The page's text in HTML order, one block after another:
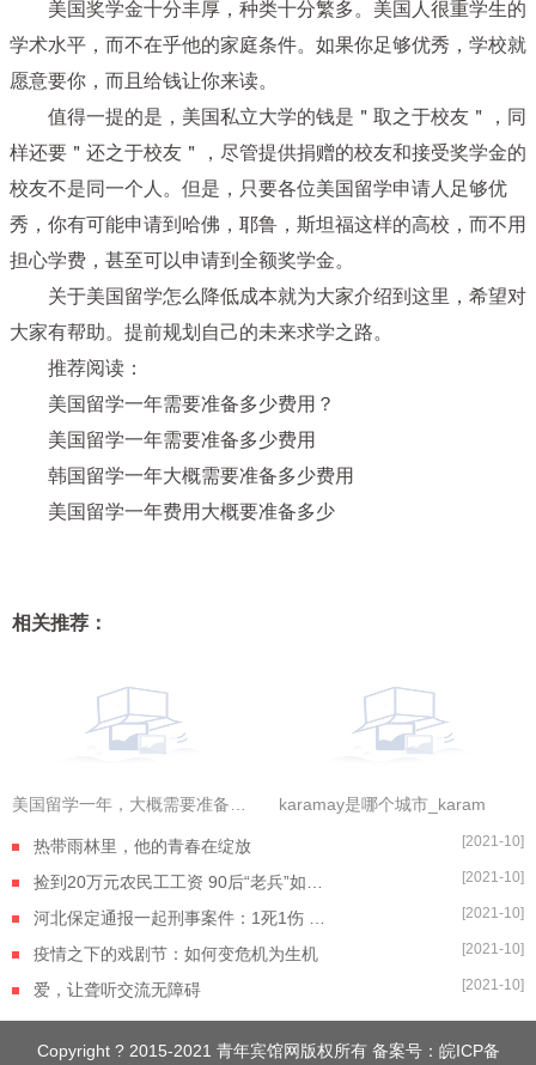
美国奖学金十分丰厚，种类十分繁多。美国人很重学生的
学术水平，而不在乎他的家庭条件。如果你足够优秀，学校就
愿意要你，而且给钱让你来读。
值得一提的是，美国私立大学的钱是＂取之于校友＂，同
样还要＂还之于校友＂，尽管提供捐赠的校友和接受奖学金的
校友不是同一个人。但是，只要各位美国留学申请人足够优
秀，你有可能申请到哈佛，耶鲁，斯坦福这样的高校，而不用
担心学费，甚至可以申请到全额奖学金。
关于美国留学怎么降低成本就为大家介绍到这里，希望对
大家有帮助。提前规划自己的未来求学之路。
推荐阅读：
美国留学一年需要准备多少费用？
美国留学一年需要准备多少费用
韩国留学一年大概需要准备多少费用
美国留学一年费用大概要准备多少
相关推荐：
karamay是哪个城市_karam
热带雨林里，他的青春在绽放 [2021-10]
[2021-10]
[2021-10]
疫情之下的戏剧节：如何变危机为生机 [2021-10]
爱，让聋听交流无障碍 [2021-10]
Copyright ? 2015-2021 青年宾馆网版权所有 备案号： 皖ICP备